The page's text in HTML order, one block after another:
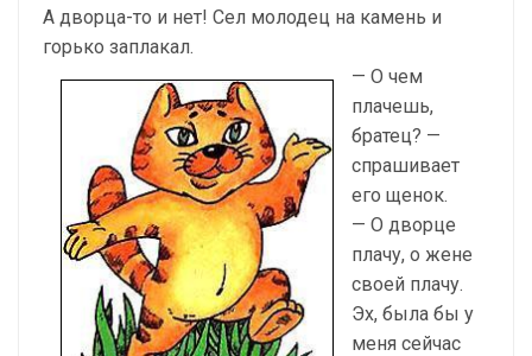
А дворца-то и нет! Сел молодец на камень и
горько заплакал.
— О чем
плачешь,
братец? —
спрашивает
его щенок.
— О дворце
плачу, о жене
своей плачу.
Эх, была бы у
меня сейчас